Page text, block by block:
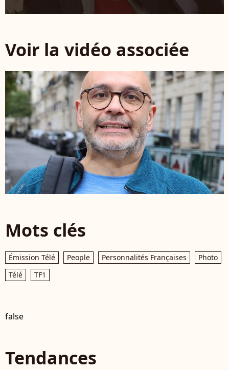
Voir la vidéo associée
Mots clés
Émission Télé People Personnalités Françaises
Photo
Télé
TF1
false
Tendances